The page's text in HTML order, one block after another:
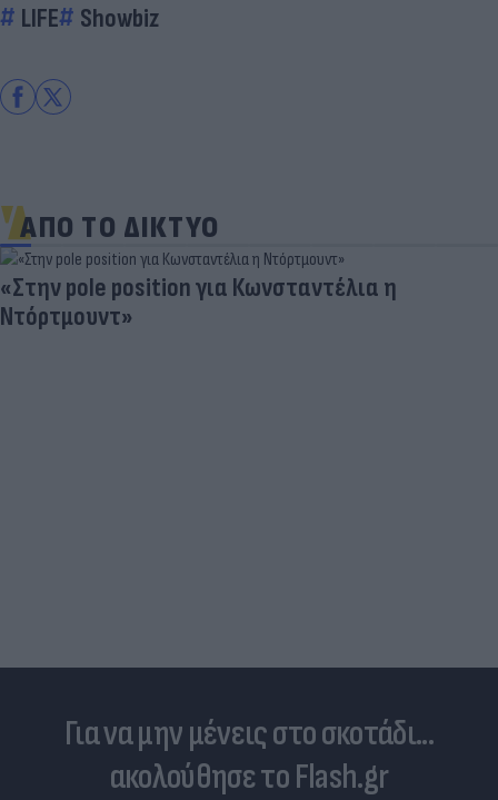
LIFE Showbiz
ΑΠΟ ΤΟ ΔΙΚΤΥΟ
«Στην pole position για Κωνσταντέλια η
Ντόρτμουντ»
Για να μην μένεις στο σκοτάδι...
ακολούθησε το Flash.gr